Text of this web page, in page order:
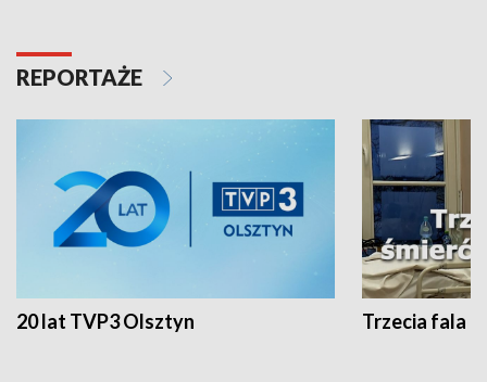
REPORTAŻE
20 lat TVP3 Olsztyn Trzecia fala -